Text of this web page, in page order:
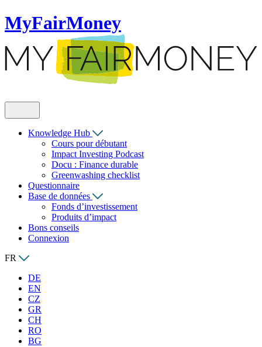
MyFairMoney
Knowledge Hub
Cours pour débutant
Impact Investing Podcast
Docu : Finance durable
Greenwashing checklist
Questionnaire
Base de données
Fonds d’investissement
Produits d’impact
Bons conseils
Connexion
FR
DE
EN
CZ
GR
CH
RO
BG